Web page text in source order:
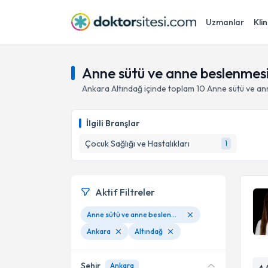
Uzmanlar
Anne sütü ve anne
Ankara Altındağiçinde toplam 10 Anne sütü ve
İlgili Branşlar
Çocuk Sağlığı ve Hastalıkları
1
Aktif Filtreler
Anne sütü ve anne beslenmesi
Ankara
Altındağ
Şehir Ankara